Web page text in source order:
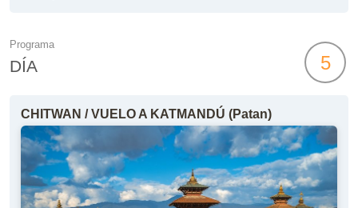
Programa
DÍA 5
CHITWAN / VUELO A KATMANDÚ (Patan)